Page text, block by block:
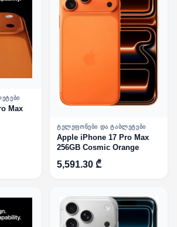
Max
ᲢᲔᲚᲔᲤᲝᲜᲔᲑᲘ ᲓᲐ ᲢᲐᲑᲚᲔᲢᲔᲑᲘ
Apple iPhone 17 Pro Max
256GB Cosmic Orange
5,591.30 ₾